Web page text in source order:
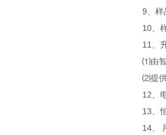
9、样
10、
11、
⑴由智
⑵提供
12、
13、
14、